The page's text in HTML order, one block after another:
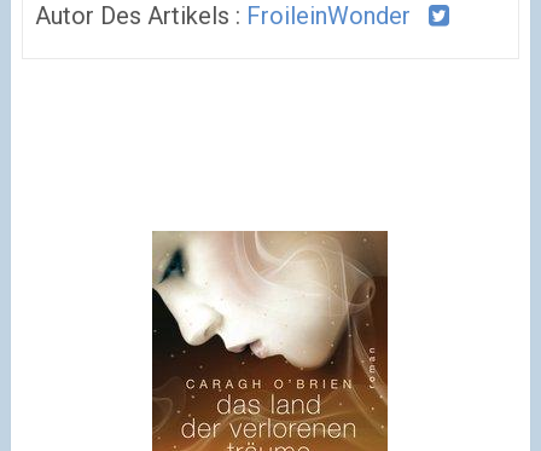
Autor Des Artikels : FroileinWonder